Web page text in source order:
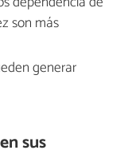
son más
generar
sus